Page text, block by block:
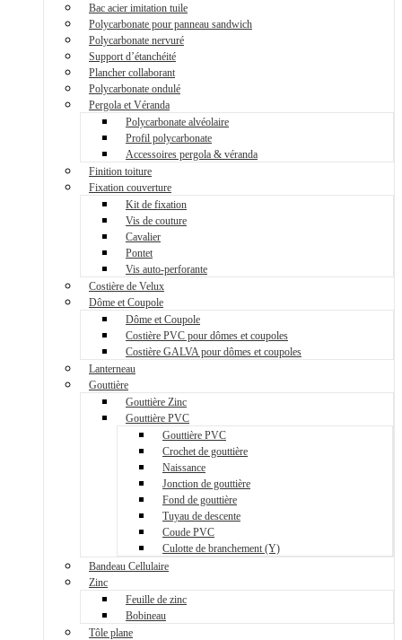
Bac acier imitation tuile
Polycarbonate pour panneau sandwich
Polycarbonate nervuré
Support d’étanchéité
Plancher collaborant
Polycarbonate ondulé
Pergola et Véranda
Polycarbonate alvéolaire
Profil polycarbonate
Accessoires pergola & véranda
Finition toiture
Fixation couverture
Kit de fixation
Vis de couture
Cavalier
Pontet
Vis auto-perforante
Costière de Velux
Dôme et Coupole
Dôme et Coupole
Costière PVC pour dômes et coupoles
Costière GALVA pour dômes et coupoles
Lanterneau
Gouttière
Gouttière Zinc
Gouttière PVC
Gouttière PVC
Crochet de gouttière
Naissance
Jonction de gouttière
Fond de gouttière
Tuyau de descente
Coude PVC
Culotte de branchement (Y)
Bandeau Cellulaire
Zinc
Feuille de zinc
Bobineau
Tôle plane